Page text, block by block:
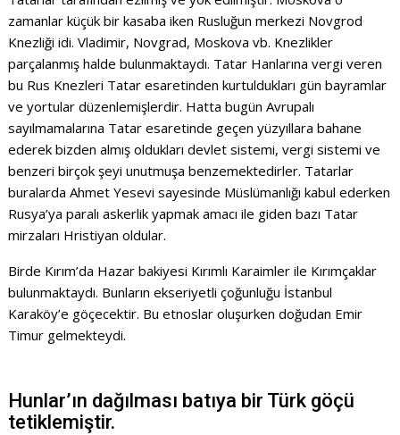
zamanlar küçük bir kasaba iken Rusluğun merkezi Novgrod
Knezliği idi. Vladimir, Novgrad, Moskova vb. Knezlikler
parçalanmış halde bulunmaktaydı. Tatar Hanlarına vergi veren
bu Rus Knezleri Tatar esaretinden kurtuldukları gün bayramlar
ve yortular düzenlemişlerdir. Hatta bugün Avrupalı
sayılmamalarına Tatar esaretinde geçen yüzyıllara bahane
ederek bizden almış oldukları devlet sistemi, vergi sistemi ve
benzeri birçok şeyi unutmuşa benzemektedirler. Tatarlar
buralarda Ahmet Yesevi sayesinde Müslümanlığı kabul ederken
Rusya’ya paralı askerlik yapmak amacı ile giden bazı Tatar
mirzaları Hristiyan oldular.
Birde Kırım’da Hazar bakiyesi Kırımlı Karaimler ile Kırımçaklar
bulunmaktaydı. Bunların ekseriyetli çoğunluğu İstanbul
Karaköy’e göçecektir. Bu etnoslar oluşurken doğudan Emir
Timur gelmekteydi.
Hunlar’ın dağılması batıya bir Türk göçü
tetiklemiştir.